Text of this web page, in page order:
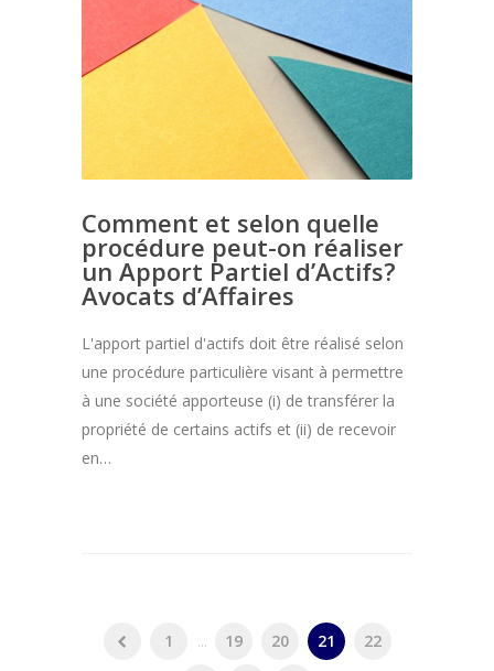
Comment et selon quelle
procédure peut-on réaliser
un Apport Partiel d’Actifs?
Avocats d’Affaires
L'apport partiel d'actifs doit être réalisé selon
une procédure particulière visant à permettre
à une société apporteuse (i) de transférer la
propriété de certains actifs et (ii) de recevoir
en…
1 ... 19 20 21
22